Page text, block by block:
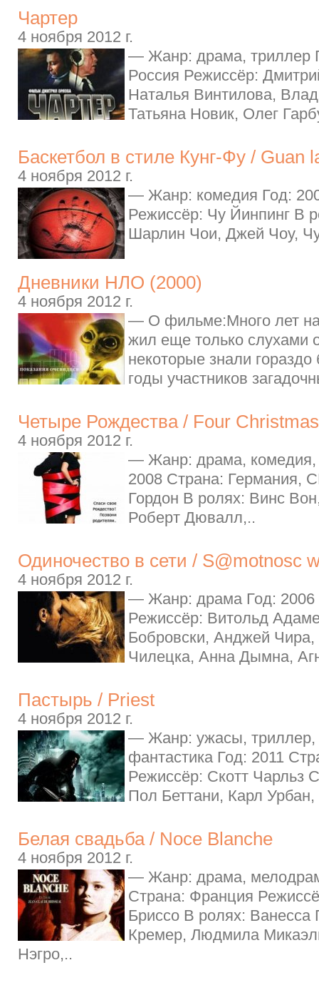
Чартер
4 ноября 2012 г.
— Жанр: драма, триллер
Россия Режиссёр:
Наталья Винтилова,
Татьяна Новик, Олег
Баскетбол в стиле Кунг-Фу / Guan
4 ноября 2012 г.
— Жанр: комедия Год:
Режиссёр: Чу Йинпинг В
Шарлин Чои, Джей Чоу,
Дневники НЛО (2000)
4 ноября 2012 г.
— О фильме:Много лет
жил еще только слухами
некоторые знали
годы участников
Четыре Рождества / Four
4 ноября 2012 г.
— Жанр: драма, комедия,
2008 Страна: Германия,
Гордон В ролях: Винс
Роберт Дювалл,..
Одиночество в сети / S@motnosc
4 ноября 2012 г.
— Жанр: драма Год:
Режиссёр: Витольд
Бобровски, Анджей
Чилецка, Анна Дымна,
Пастырь / Priest
4 ноября 2012 г.
— Жанр: ужасы, триллер,
фантастика Год: 2011
Режиссёр: Скотт Чарльз
Пол Беттани, Карл
Белая свадьба / Noce Blanche
4 ноября 2012 г.
— Жанр: драма,
Страна: Франция
Бриссо В ролях: Ванесса
Кремер, Людмила
Нэгро,..